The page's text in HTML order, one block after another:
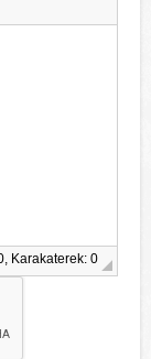
Karakaterek: 0